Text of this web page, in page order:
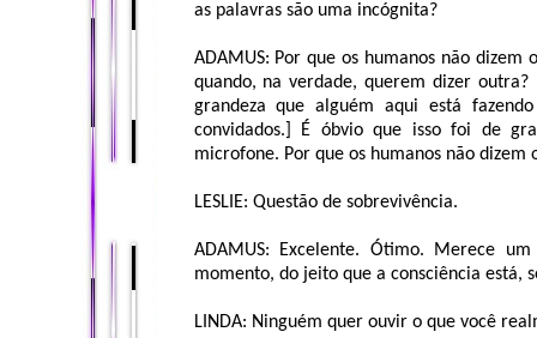
as palavras são uma incógnita?
ADAMUS: Por que os humanos não
quando, na verdade, querem dizer
grandeza que alguém aqui está
convidados.] É óbvio que isso foi de
microfone. Por que os humanos não dizem
LESLIE: Questão de sobrevivência.
ADAMUS: Excelente. Ótimo. Merece
momento, do jeito que a consciência está,
LINDA: Ninguém quer ouvir o que você